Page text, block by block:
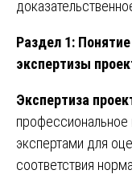
Раздел 1:
экспертизы
Экспертиза
экспертами для
соответствия